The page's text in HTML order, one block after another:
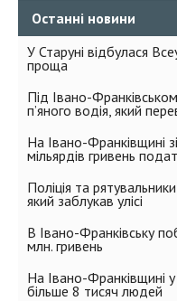
Останні новини
У Старуні відбулася
проща
Під Івано-
п’яного водія, який
На Івано-Франківщині
мільярдів гривень
Поліція та
який заблукав улісі
В Івано-Франківську
млн. гривень
На Івано-Франківщині
більше 8 тисяч людей